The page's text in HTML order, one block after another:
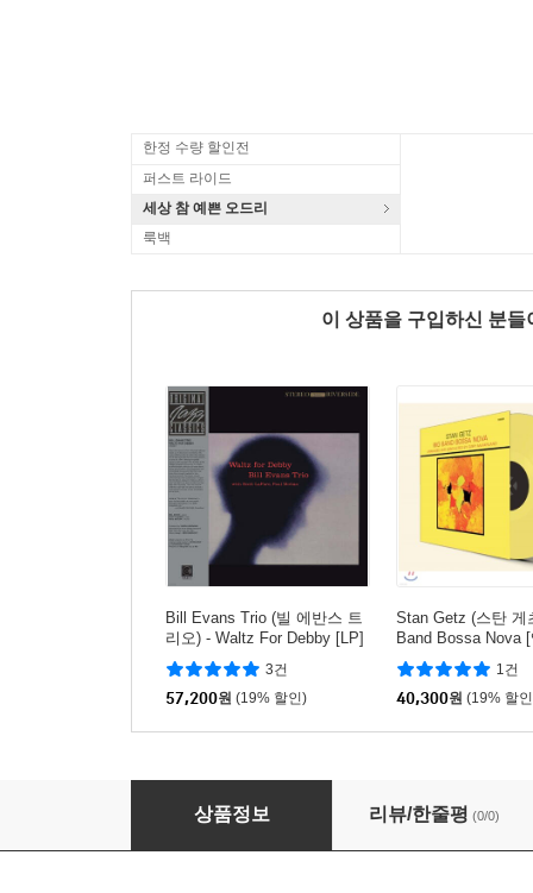
한정 수량 할인전
퍼스트 라이드
세상 참 예쁜 오드리
룩백
이 상품을 구입하신 분
Bill Evans Trio (빌 에반스 트
리오) - Waltz For Debby [LP]
3건
57,200원 (19% 할인)
Stan Getz (스탄 게
Band Bossa Nova
러 LP]
1건
40,300원 (19% 할
The Oscar Peterson Trio (오스카 피터슨 트
상품정보 리뷰/한줄평 (0/0)